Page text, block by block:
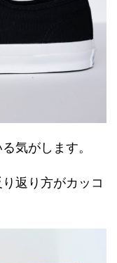
気がします。
返り方がカッコ